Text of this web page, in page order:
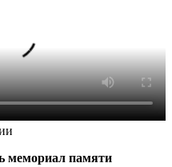
мемориал памяти